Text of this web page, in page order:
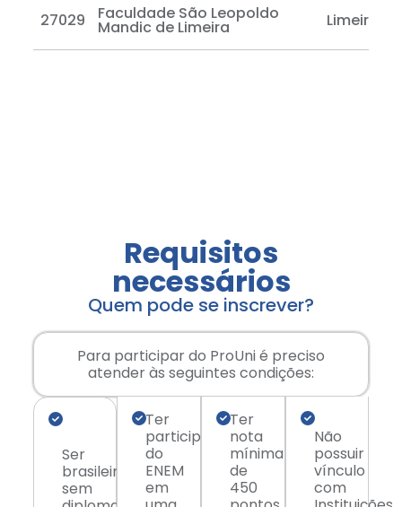
27029 Faculdade São Leopoldo
Mandic de Limeira Limeira
Requisitos
necessários
Quem pode se inscrever?
Para participar do ProUni é preciso
atender às seguintes condições:
Ser
brasileiro
sem
Ter
participado
do
ENEM
em
Ter
nota
mínima
de
450
Não
possuir
vínculo
com